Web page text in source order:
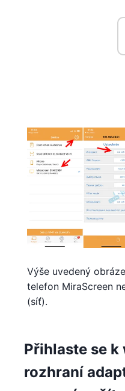
Výše uvedený
telefon MiraScreen
(síť).
Přihlaste se k
rozhraní